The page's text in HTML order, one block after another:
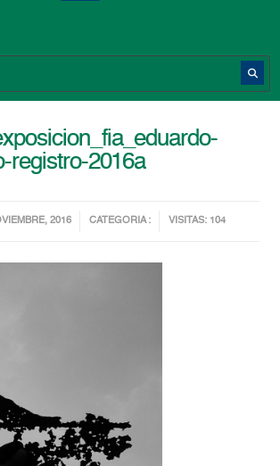
registro-2016a
2016 CATEGORIA : VISITAS: 104